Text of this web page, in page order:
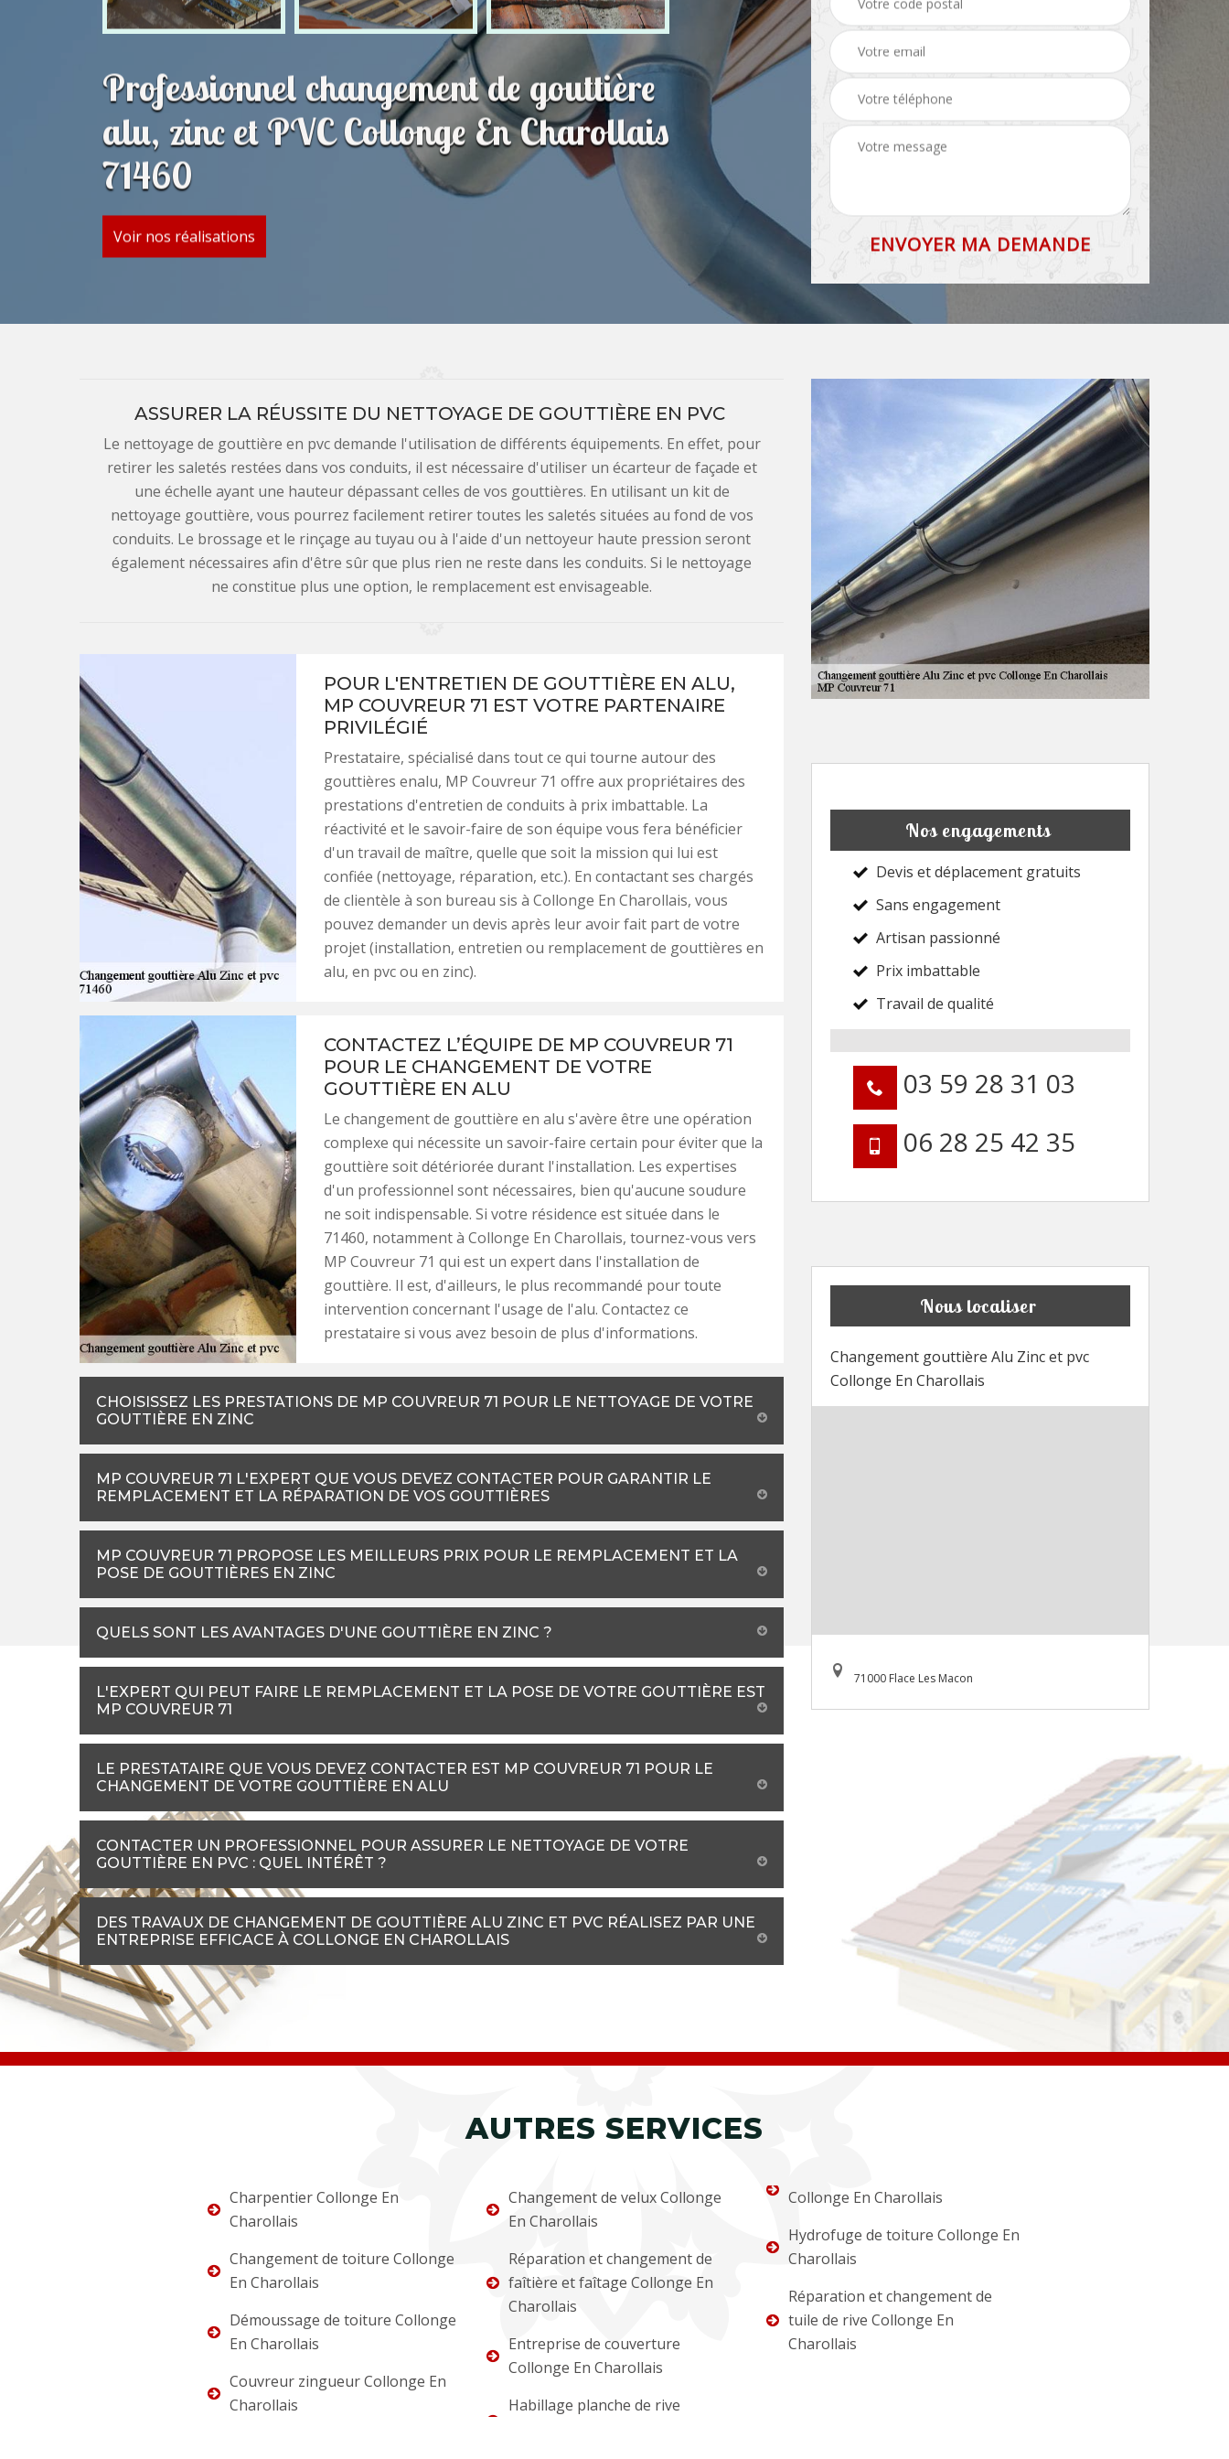
Professionnel changement de gouttière
alu, zinc et PVC Collonge En Charollais
71460
Voir nos réalisations
ASSURER LA RÉUSSITE DU NETTOYAGE DE GOUTTIÈRE EN PVC
Le nettoyage de gouttière en pvc demande l'utilisation de différents équipements. En effet, pour
retirer les saletés restées dans vos conduits, il est nécessaire d'utiliser un écarteur de façade et
une échelle ayant une hauteur dépassant celles de vos gouttières. En utilisant un kit de
nettoyage gouttière, vous pourrez facilement retirer toutes les saletés situées au fond de vos
conduits. Le brossage et le rinçage au tuyau ou à l'aide d'un nettoyeur haute pression seront
également nécessaires afin d'être sûr que plus rien ne reste dans les conduits. Si le nettoyage
ne constitue plus une option, le remplacement est envisageable.
POUR L'ENTRETIEN DE GOUTTIÈRE EN ALU,
MP COUVREUR 71 EST VOTRE PARTENAIRE
PRIVILÉGIÉ
Prestataire, spécialisé dans tout ce qui tourne autour des
gouttières enalu, MP Couvreur 71 offre aux propriétaires des
prestations d'entretien de conduits à prix imbattable. La
réactivité et le savoir-faire de son équipe vous fera bénéficier
d'un travail de maître, quelle que soit la mission qui lui est
confiée (nettoyage, réparation, etc.). En contactant ses chargés
de clientèle à son bureau sis à Collonge En Charollais, vous
pouvez demander un devis après leur avoir fait part de votre
projet (installation, entretien ou remplacement de gouttières en
alu, en pvc ou en zinc).
CONTACTEZ L’ÉQUIPE DE MP COUVREUR 71
POUR LE CHANGEMENT DE VOTRE
GOUTTIÈRE EN ALU
Le changement de gouttière en alu s'avère être une opération
complexe qui nécessite un savoir-faire certain pour éviter que la
gouttière soit détériorée durant l'installation. Les expertises
d'un professionnel sont nécessaires, bien qu'aucune soudure
ne soit indispensable. Si votre résidence est située dans le
71460, notamment à Collonge En Charollais, tournez-vous vers
MP Couvreur 71 qui est un expert dans l'installation de
gouttière. Il est, d'ailleurs, le plus recommandé pour toute
intervention concernant l'usage de l'alu. Contactez ce
prestataire si vous avez besoin de plus d'informations.
CHOISISSEZ LES PRESTATIONS DE MP COUVREUR 71 POUR LE NETTOYAGE DE VOTRE
GOUTTIÈRE EN ZINC
MP COUVREUR 71 L'EXPERT QUE VOUS DEVEZ CONTACTER POUR GARANTIR LE
REMPLACEMENT ET LA RÉPARATION DE VOS GOUTTIÈRES
MP COUVREUR 71 PROPOSE LES MEILLEURS PRIX POUR LE REMPLACEMENT ET LA
POSE DE GOUTTIÈRES EN ZINC
QUELS SONT LES AVANTAGES D'UNE GOUTTIÈRE EN ZINC ?
L'EXPERT QUI PEUT FAIRE LE REMPLACEMENT ET LA POSE DE VOTRE GOUTTIÈRE EST
MP COUVREUR 71
LE PRESTATAIRE QUE VOUS DEVEZ CONTACTER EST MP COUVREUR 71 POUR LE
CHANGEMENT DE VOTRE GOUTTIÈRE EN ALU
CONTACTER UN PROFESSIONNEL POUR ASSURER LE NETTOYAGE DE VOTRE
GOUTTIÈRE EN PVC : QUEL INTÉRÊT ?
DES TRAVAUX DE CHANGEMENT DE GOUTTIÈRE ALU ZINC ET PVC RÉALISEZ PAR UNE
ENTREPRISE EFFICACE À COLLONGE EN CHAROLLAIS
Nos engagements
Devis et déplacement gratuits
Sans engagement
Artisan passionné
Prix imbattable
Travail de qualité
03 59 28 31 03
06 28 25 42 35
Nous localiser
Changement gouttière Alu Zinc et pvc
Collonge En Charollais
71000 Flace Les Macon
AUTRES SERVICES
Charpentier Collonge En
Charollais
Changement de toiture Collonge
En Charollais
Démoussage de toiture Collonge
En Charollais
Couvreur zingueur Collonge En
Charollais
Changement de velux Collonge
En Charollais
Réparation et changement de
faîtière et faîtage Collonge En
Charollais
Entreprise de couverture
Collonge En Charollais
Habillage planche de rive
Collonge En Charollais
Hydrofuge de toiture Collonge En
Charollais
Réparation et changement de
tuile de rive Collonge En
Charollais